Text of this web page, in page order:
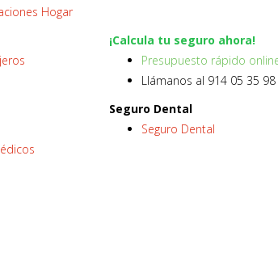
Hogar
¡Calcula tu seguro ahora!
Presupuesto rápido
Llámanos al 914 05 35 98
Seguro Dental
Seguro Dental